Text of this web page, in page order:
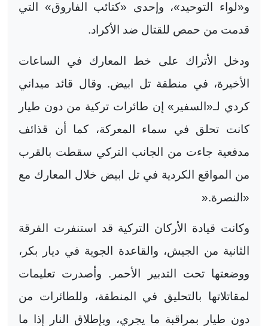
و«لواء التوحيد»، وإحدى «كتائب الفاروق» التي
قدمت من حمص للقتال ضد الأكراد.
ودخل الأتراك على خط المعارك في الساعات
الأخيرة، في منطقة تل ابيض. وقال قائد ميداني
كردي لـ«السفير» إن طائرات تركية من دون طيار
كانت تحلق في سماء المعركة، كما أن قذائف
مدفعية جاءت من الجانب التركي سقطت بالقرب
من المواقع الكردية في تل ابيض خلال المعارك مع
«النصرة».
وكانت قيادة الأركان التركية قد استنفرت الفرقة
الثانية من الجيش، والقاعدة الجوية في ديار بكر،
ووضعتها تحت التدبير الأحمر. وأصدرت تعليمات
لمقاتلاتها بالتحليق في المنطقة، وللطائرات من
دون طيار بمراقبة ما يجري، وبإطلاق النار إذا ما